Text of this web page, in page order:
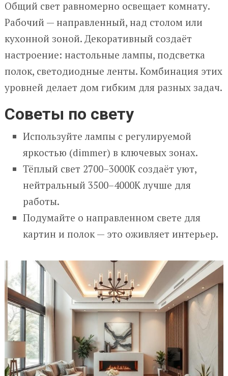
Общий свет равномерно освещает комнату.
Рабочий — направленный, над столом или
кухонной зоной. Декоративный создаёт
настроение: настольные лампы, подсветка
полок, светодиодные ленты. Комбинация этих
уровней делает дом гибким для разных задач.
Советы по свету
Используйте лампы с регулируемой
яркостью (dimmer) в ключевых зонах.
Тёплый свет 2700–3000K создаёт уют,
нейтральный 3500–4000K лучше для
работы.
Подумайте о направленном свете для
картин и полок — это оживляет интерьер.